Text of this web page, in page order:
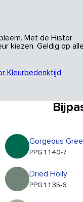
Met de Histor
kiezen. Geldig op alle
Kleurbedenktijd
Gorgeous
PPG1140-7
Dried Holly
PPG1135-6